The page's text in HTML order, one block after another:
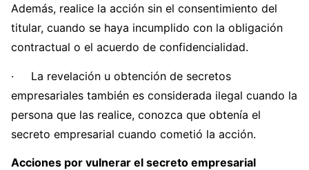
Además, realice la acción sin el consentimiento del
titular, cuando se haya incumplido con la obligación
contractual o el acuerdo de confidencialidad.
· La revelación u obtención de secretos
empresariales también es considerada ilegal cuando la
persona que las realice, conozca que obtenía el
secreto empresarial cuando cometió la acción.
Acciones por vulnerar el secreto empresarial